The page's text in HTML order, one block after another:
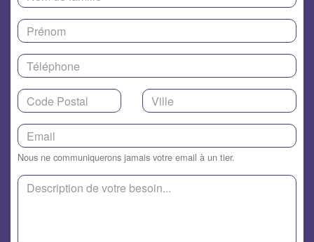
Nous ne communiquerons jamais votre email à un tier.